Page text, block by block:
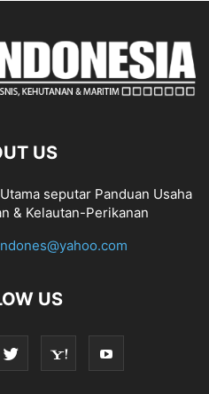
US
seputar Panduan Usaha
& Kelautan-Perikanan
US